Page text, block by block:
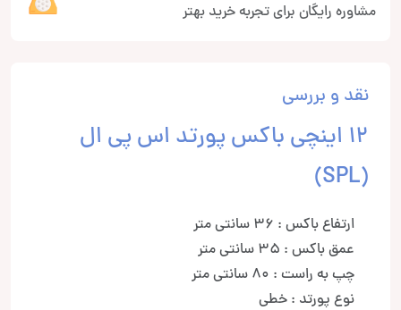
مشاوره رایگان برای تجربه خرید بهتر
نقد و بررسی
12 اینچی باکس پورتد اس پی ال
(SPL)
ارتفاع باکس : 36 سانتی متر
عمق باکس : 35 سانتی متر
چپ به راست : 80 سانتی متر
نوع پورتد : خطی